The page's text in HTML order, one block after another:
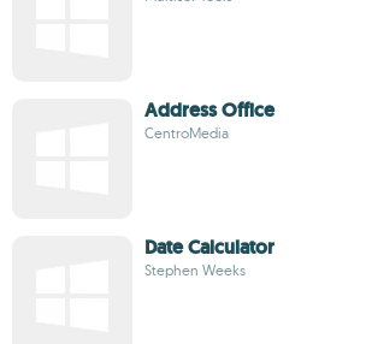
Address Office
CentroMedia
Date Calculator
Stephen Weeks